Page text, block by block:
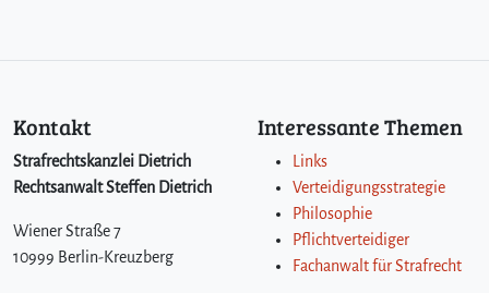
Kontakt
Strafrechtskanzlei Dietrich
Rechtsanwalt Steffen Dietrich
Wiener Straße 7
10999 Berlin-Kreuzberg
Interessante Themen
Links
Verteidigungsstrategie
Philosophie
Pflichtverteidiger
Fachanwalt für Strafrecht